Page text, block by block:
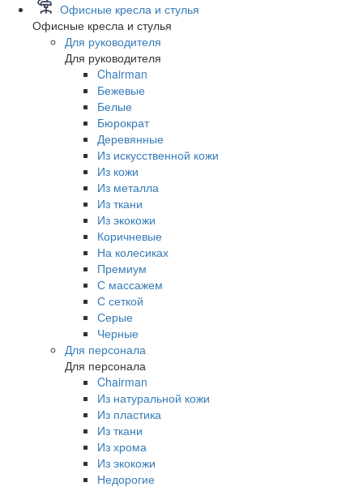
Офисные кресла и стулья
Офисные кресла и стулья
Для руководителя
Для руководителя
Chairman
Бежевые
Белые
Бюрократ
Деревянные
Из искусственной кожи
Из кожи
Из металла
Из ткани
Из экокожи
Коричневые
На колесиках
Премиум
С массажем
С сеткой
Серые
Черные
Для персонала
Для персонала
Chairman
Из натуральной кожи
Из пластика
Из ткани
Из хрома
Из экокожи
Недорогие